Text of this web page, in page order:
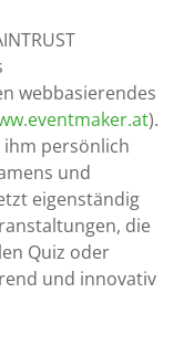
webbasierendes
).
persönlich
und
eigenständig
die
Quiz oder
und innovativ